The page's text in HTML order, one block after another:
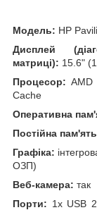
Модель: HP
Дисплей
матриці): 15.6"
Процесор:
Cache
Оперативна
Постійна
Графіка:
ОЗП)
Веб-камера: так
Порти: 1x USB